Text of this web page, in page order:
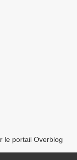
le portail Overblog